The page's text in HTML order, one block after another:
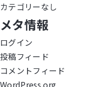
ー
シ
ョ
ン
カテゴリーなし
メタ情報
ログイン
投稿フィード
コメントフィード
WordPress.org